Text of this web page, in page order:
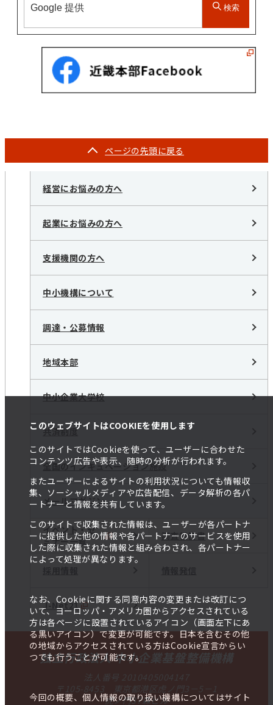
このウェブサイトはCOOKIEを使用します
このサイトではCookieを使って、ユーザーに合わせた
コンテンツ広告や表示、随時の分析が行われます。
またユーザーによるサイトの利用状況についても情報収
集、ソーシャルメディアや広告配信、データ解析の各パ
ートナーと情報を共有しています。
このサイトで収集された情報は、ユーザーが各パートナ
ーに提供した他の情報や各パートナーのサービスを使用
した際に収集された情報と組み合わされ、各パートナー
によって処理が異なります。
なお、Cookieに関する同意内容の変更または改訂につ
いて、ヨーロッパ・アメリカ圏からアクセスされている
方は各ページに設置されているアイコン（画面左下にあ
る黒いアイコン）で変更が可能です。日本を含むその他
の地域からアクセスされている方はCookie宣言からい
つでも行うことが可能です。
今回の概要、個人情報の取り扱い機構についてはサイト
検索
ページの先頭に戻る
経営にお悩みの方へ
起業にお悩みの方へ
支援機関の方へ
中小機構について
調達・公募情報
地域本部
中小企業大学校
共済制度
全国のインキュベーション施設
メールマガジン
イベント・セ
ミナー一覧
調査報告書
J-Net21
独立行政法人 中小企業基盤整備機構
法人番号 2010405004147
〒105-8453 東京都港区虎ノ門3－5－1
虎ノ門37森ビル